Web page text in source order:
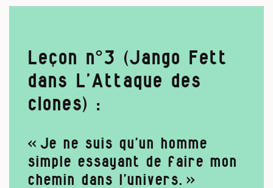
Leçon n°3 (Jango Fett
dans L’Attaque des
clones) :
« Je ne suis qu’un homme
simple essayant de faire mon
chemin dans l’univers. »